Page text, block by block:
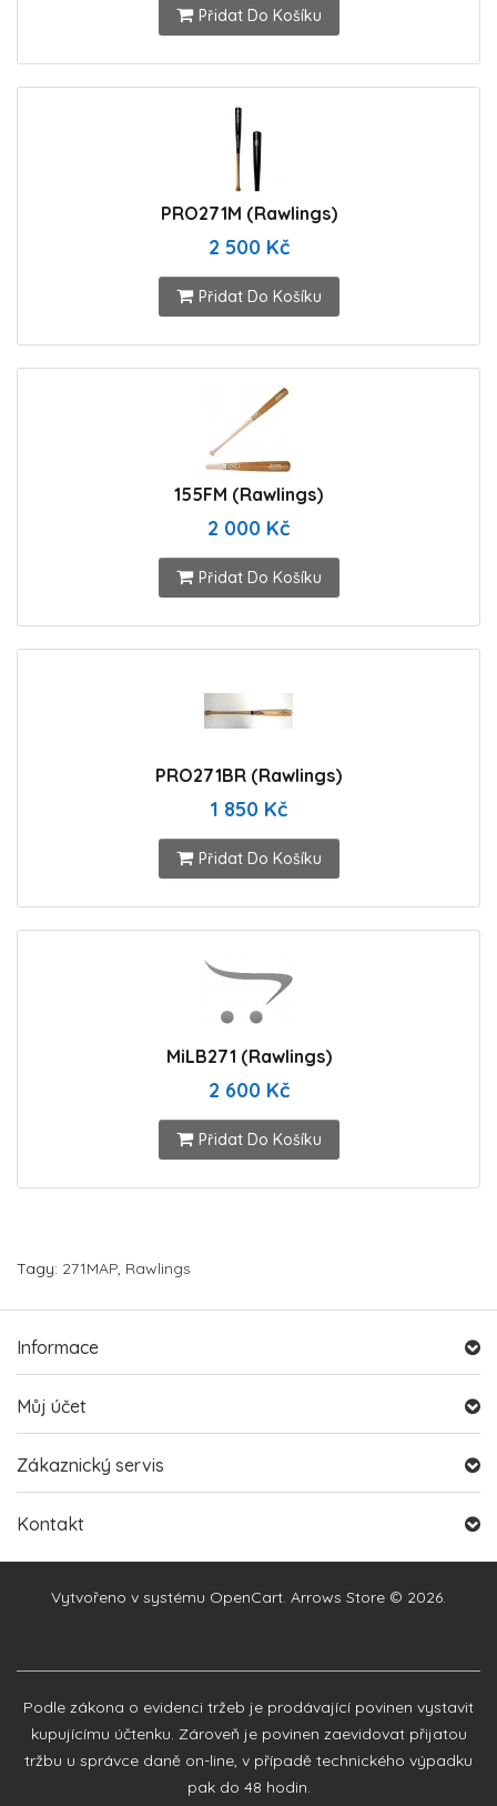
Přidat Do Košíku
PRO271M (Rawlings)
2 500 Kč
Přidat Do Košíku
155FM (Rawlings)
2 000 Kč
Přidat Do Košíku
PRO271BR (Rawlings)
1 850 Kč
Přidat Do Košíku
MiLB271 (Rawlings)
2 600 Kč
Přidat Do Košíku
Tagy: 271MAP, Rawlings
Informace
Můj účet
Zákaznický servis
Kontakt
Vytvořeno v systému OpenCart. Arrows Store © 2026.
Podle zákona o evidenci tržeb je prodávající povinen vystavit
kupujícímu účtenku. Zároveň je povinen zaevidovat přijatou
tržbu u správce daně on-line, v případě technického výpadku
pak do 48 hodin.